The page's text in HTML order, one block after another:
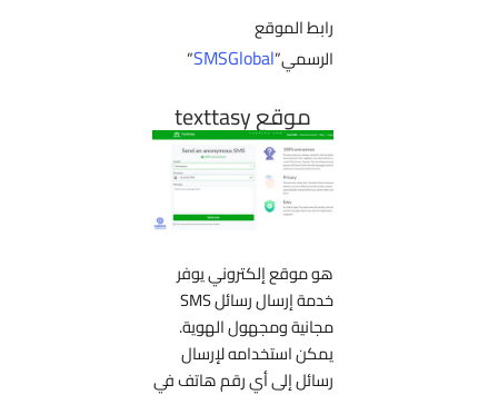
رابط الموقع
الرسمي”SMSGlobal
”
موقع texttasy
هو موقع إلكتروني يوفر
خدمة إرسال رسائل SMS
مجانية ومجهول الهوية.
يمكن استخدامه لإرسال
رسائل إلى أي رقم هاتف في